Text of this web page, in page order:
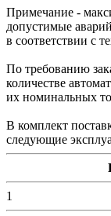
Примечание -
допустимые
в соответствии с
По требованию
количестве
их номинальных
В комплект
следующие
1